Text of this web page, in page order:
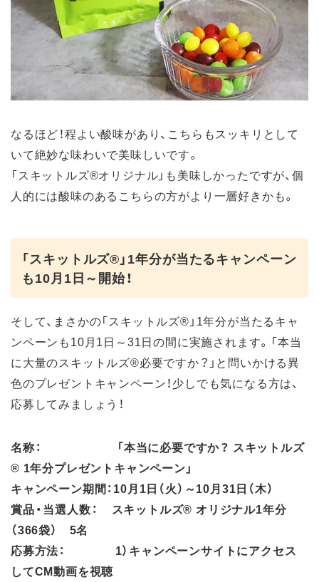
なるほど！程よい酸味があり、こちらもスッキリとして
いて絶妙な味わいで美味しいです。
「スキットルズ®オリジナル」も美味しかったですが、個
人的には酸味のあるこちらの方がより一層好きかも。
「スキットルズ®」1年分が当たるキャンペーン
も10月1日～開始！
そして、まさかの「スキットルズ®」1年分が当たるキャ
ンペーンも10月1日～31日の間に実施されます。「本当
に大量のスキットルズ®必要ですか？」と問いかける異
色のプレゼントキャンペーン！少しでも気になる方は、
応募してみましょう！
名称： 「本当に必要ですか？ スキットルズ
® 1年分プレゼントキャンペーン」
キャンペーン期間：10月1日（火）～10月31日（木）
賞品・当選人数： スキットルズ® オリジナル1年分
（366袋） 5名
応募方法： 1）キャンペーンサイトにアクセス
してCM動画を視聴